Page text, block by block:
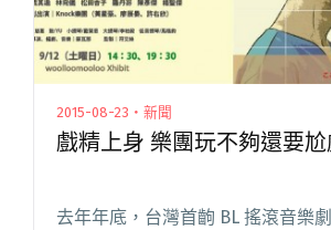
2015-08-23・新聞
戲精上身 樂團玩不夠還要尬
去年年底，台灣首齣 BL 搖滾音樂